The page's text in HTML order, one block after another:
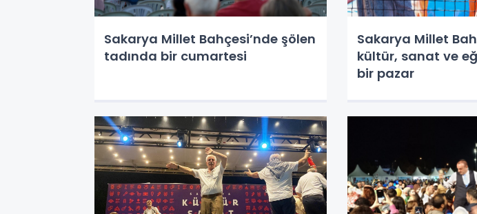
Sakarya Millet Bahçesi’nde şölen
tadında bir cumartesi
Sakarya Millet
kültür, sanat ve
bir pazar